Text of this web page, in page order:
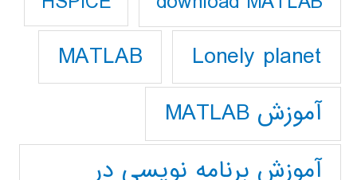
Lonely planet
MATLAB
آموزش MATLAB
آموزش برنامه نویسی در